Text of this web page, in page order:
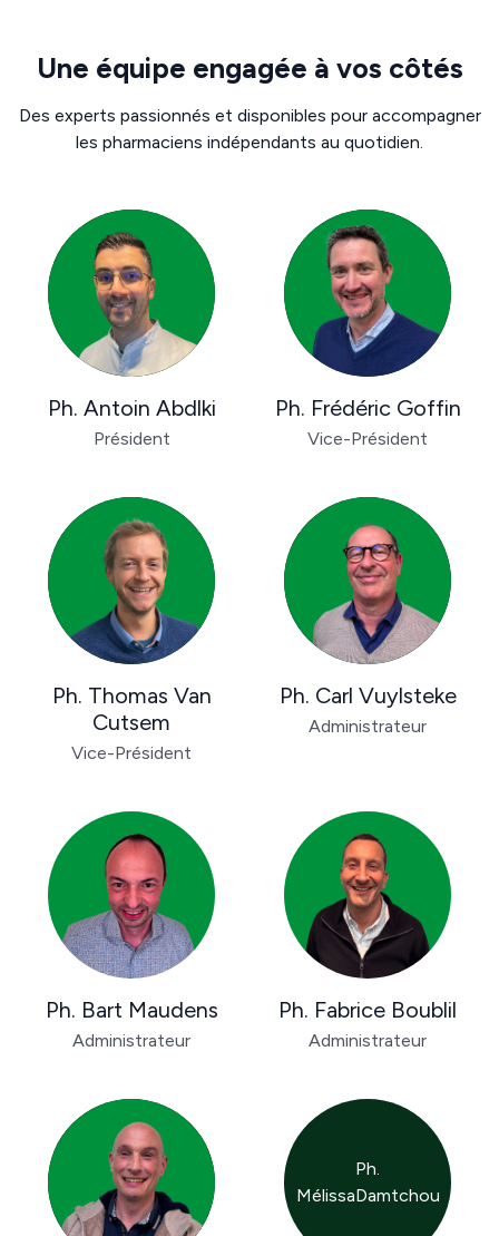
Une équipe engagée à vos côtés
Des experts passionnés et disponibles pour accompagner
les pharmaciens indépendants au quotidien.
Ph. Antoin Abdlki
Président
Ph. Frédéric Goffin
Vice-Président
Ph. Thomas Van
Cutsem
Vice-Président
Ph. Carl Vuylsteke
Administrateur
Ph. Bart Maudens
Administrateur
Ph. Fabrice Boublil
Administrateur
Ph.
MélissaDamtchou